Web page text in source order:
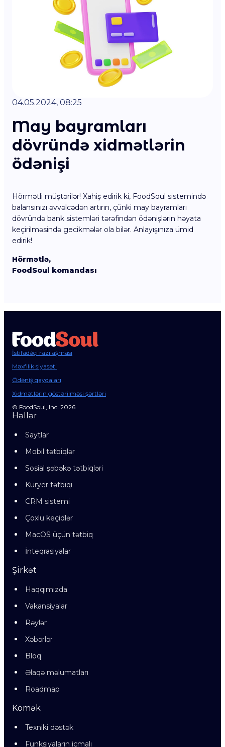
04.05.2024, 08:25
May bayramları
dövründə xidmətlərin
ödənişi
Hörmətli müştərilər! Xahiş edirik ki, FoodSoul sistemində
balansınızı əvvəlcədən artırın, çünki may bayramları
dövründə bank sistemləri tərəfindən ödənişlərin həyata
keçirilməsində gecikmələr ola bilər. Anlayışınıza ümid
edirik!
Hörmətlə,
FoodSoul komandası
İstifadəçi razılaşması
Məxfilik siyasəti
Ödəniş qaydaları
Xidmətlərin göstərilməsi şərtləri
© FoodSoul, Inc. 2026.
Həllər
Saytlar
Mobil tətbiqlər
Sosial şəbəkə tətbiqləri
Kuryer tətbiqi
CRM sistemi
Çoxlu keçidlər
MacOS üçün tətbiq
İnteqrasiyalar
Şirkət
Haqqımızda
Vakansiyalar
Rəylər
Xəbərlər
Bloq
Əlaqə məlumatları
Roadmap
Kömək
Texniki dəstək
Funksiyaların icmalı